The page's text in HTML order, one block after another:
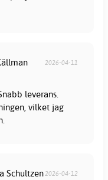
2026-04-11
leverans.
vilket jag
Schultzen2026-04-12